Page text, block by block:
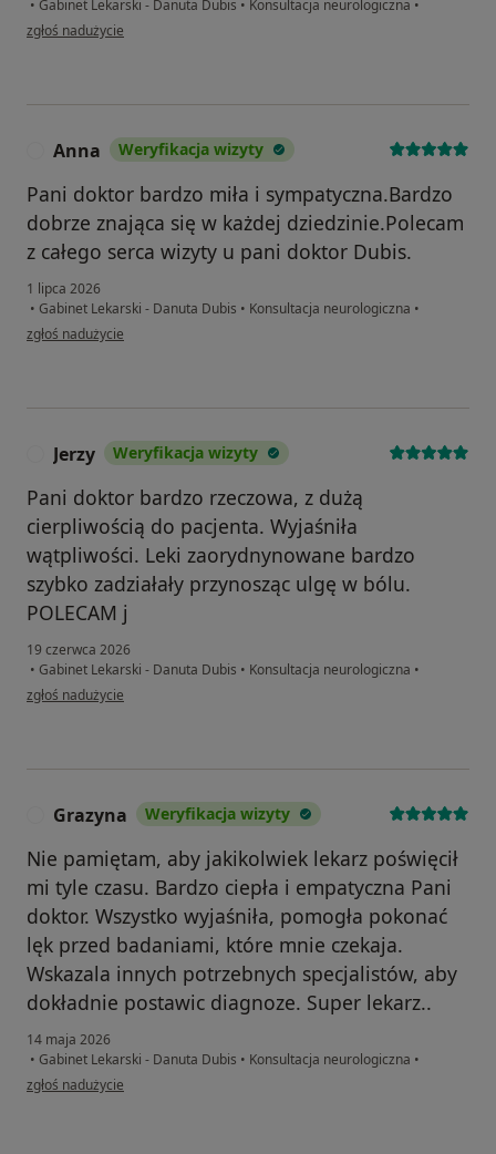
• Gabinet Lekarski - Danuta Dubis • Konsultacja neurologiczna •
w opinii użytkownika M
zgłoś nadużycie
Anna Weryfikacja wizyty
Pani doktor bardzo miła i sympatyczna.Bardzo
dobrze znająca się w każdej dziedzinie.Polecam
z całego serca wizyty u pani doktor Dubis.
1 lipca 2026
• Gabinet Lekarski - Danuta Dubis • Konsultacja neurologiczna •
w opinii użytkownika Anna
zgłoś nadużycie
Jerzy Weryfikacja wizyty
Pani doktor bardzo rzeczowa, z dużą
cierpliwością do pacjenta. Wyjaśniła
wątpliwości. Leki zaorydnynowane bardzo
szybko zadziałały przynosząc ulgę w bólu.
POLECAM j
19 czerwca 2026
• Gabinet Lekarski - Danuta Dubis • Konsultacja neurologiczna •
w opinii użytkownika Jerzy
zgłoś nadużycie
Grazyna Weryfikacja wizyty
Nie pamiętam, aby jakikolwiek lekarz poświęcił
mi tyle czasu. Bardzo ciepła i empatyczna Pani
doktor. Wszystko wyjaśniła, pomogła pokonać
lęk przed badaniami, które mnie czekaja.
Wskazala innych potrzebnych specjalistów, aby
dokładnie postawic diagnoze. Super lekarz..
14 maja 2026
• Gabinet Lekarski - Danuta Dubis • Konsultacja neurologiczna •
w opinii użytkownika Grazyna
zgłoś nadużycie